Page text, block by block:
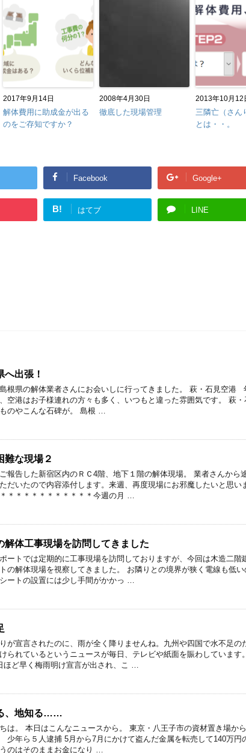
2017年9月14日
解体費用に助成金が出る
のをご存知ですか？
2008年4月30日
徹底した現場管理
2013年10月12
三隣亡（さん
とは・・。
Facebook Google+
B! はてブ LINE
へ出張！
根県の解体業者さんにお会いしに行ってきました。 萩・石見空港
空港はお子様連れの方々も多く、いつもと違った雰囲気です。 萩
のやこんな石碑が。 島根 …
難な現場２
報告した新宿区内のＲＣ4階、地下１階の解体現場。 業者さんから
だいたので内容添付します。来週、再度現場にお邪魔したいと思い
＊＊＊＊＊＊＊＊＊＊＊今週の月 …
解体工事現場を訪問してきました
ートでは定期的に工事現場を訪問しておりますが、今回は木造二階
の解体現場を視察してきました。 お隣りとの境界が狭く電線も低い
ートの設置には少し手間がかかっ …
が宣言されたのに、雨が全く降りませんね。九州や四国で水不足の
られているというニュースが毎日、テレビや紙面を賑わしています
ほど早く梅雨明け宣言が出され、こ …
、地知る……
は。 本日はこんなニュースから。 東京・八王子市の資材置き場か
少年ら５人逮捕 5月から7月にかけて盗んだ金属を転売して140万円
のはそのままお金になり …